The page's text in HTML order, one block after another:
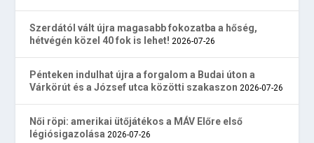
Szerdától vált újra magasabb fokozatba a hőség,
hétvégén közel 40 fok is lehet! 2026-07-26
Pénteken indulhat újra a forgalom a Budai úton a
Várkörút és a József utca közötti szakaszon 2026-07-26
Női röpi: amerikai ütőjátékos a MÁV Előre első
légiósigazolása 2026-07-26